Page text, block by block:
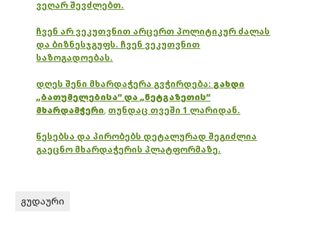
ვეღარ შევძლებთ.
ჩვენ არ ვეკუთვნით არცერთ პოლიტიკურ ძალას
და ბიზნესჯგუფს. ჩვენ ვეკუთვნით
საზოგადოებას.
დღეს შენი მხარდაჭერა გვჭირდება: გახდი
„ბათუმელებისა“ და „ნეტგაზეთის“
მხარდამჭერი, თუნდაც თვეში 1 ლარიდან.
წესებსა და პირობებს დეტალურად შეგიძლია
გაეცნო მხარდაჭერის პლატფორმაზე.
გუდაური